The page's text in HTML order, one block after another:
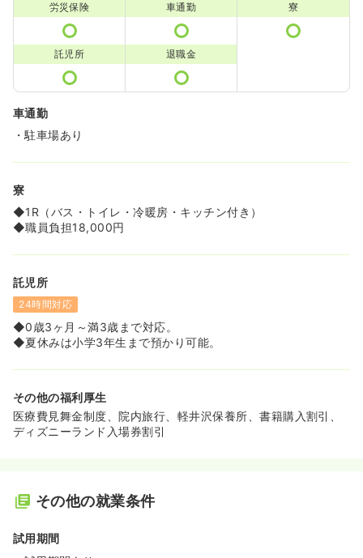
労災保険 車通勤 寮
託児所 退職金
車通勤
・駐車場あり
寮
◆1R（バス・トイレ・冷暖房・キッチン付き）
◆職員負担18,000円
託児所
24時間対応
◆0歳3ヶ月～満3歳まで対応。
◆夏休みは小学3年生まで預かり可能。
その他の福利厚生
医療費見舞金制度、院内旅行、軽井沢保養所、書籍購入割引、
ディズニーランド入場券割引
その他の就業条件
試用期間